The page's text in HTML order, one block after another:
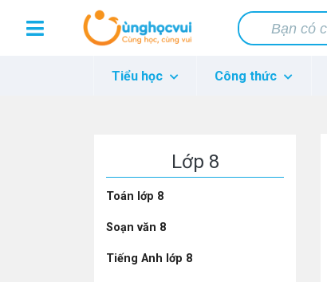
Tiểu học Công thức
Lớp 8
Toán lớp 8
Soạn văn 8
Tiếng Anh lớp 8